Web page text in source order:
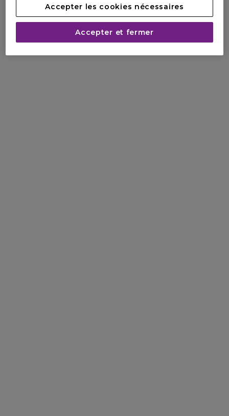
Accepter les cookies nécessaires
Accepter et fermer